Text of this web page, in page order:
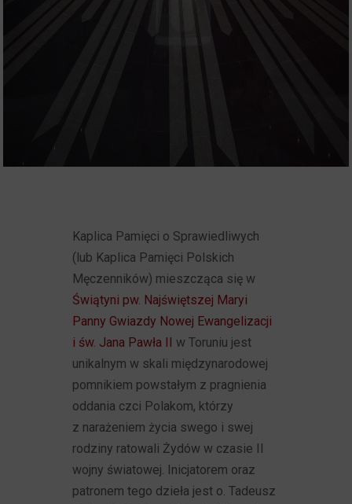
Kaplica Pamięci o Sprawiedliwych
(lub Kaplica Pamięci Polskich
Męczenników) mieszcząca się w
Świątyni pw. Najświętszej Maryi
Panny Gwiazdy Nowej Ewangelizacji
i św. Jana Pawła II w Toruniu jest
unikalnym w skali międzynarodowej
pomnikiem powstałym z pragnienia
oddania czci Polakom, którzy
z narażeniem życia swego i swej
rodziny ratowali Żydów w czasie II
wojny światowej. Inicjatorem oraz
patronem tego dzieła jest o. Tadeusz